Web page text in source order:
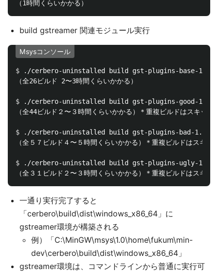
build gstreamer 関連モジュール実行
Msysコンソール
$
./cerbero-uninstalled build gst-plugins-base-1.0
（全26ビルド 2〜3時間くらいかかる）
$
./cerbero-uninstalled build gst-plugins-good-1.0
（全44ビルド２〜３時間くらいかかる）＊重複ビルドはスキップ
$
./cerbero-uninstalled build gst-plugins-bad-1.0
（全５７ビルド４〜５時間くらいかかる）＊重複ビルドはスキッ
$ ./cerbero-uninstalled build gst-plugins-ugly-1.0
一通り実行完了すると
「cerbero\build\dist\windows_x86_64」に
gstreamer環境が構築される
例）「C:\MinGW\msys\1.0\home\fukum\min-
dev\cerbero\build\dist\windows_x86_64」
gstreamer環境は、コマンドラインから普通に実行可